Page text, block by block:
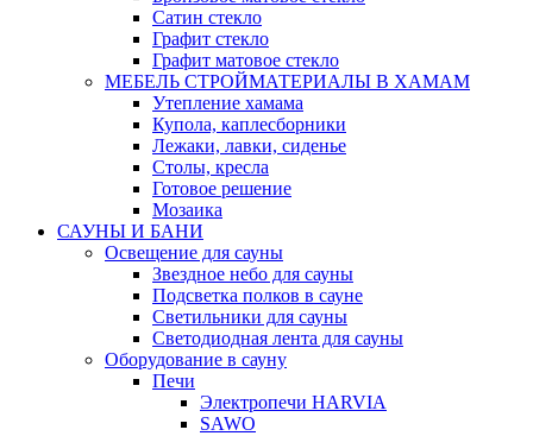
Сатин стекло
Графит стекло
Графит матовое стекло
МЕБЕЛЬ СТРОЙМАТЕРИАЛЫ В ХАМАМ
Утепление хамама
Купола, каплесборники
Лежаки, лавки, сиденье
Столы, кресла
Готовое решение
Мозаика
САУНЫ И БАНИ
Освещение для сауны
Звездное небо для сауны
Подсветка полков в сауне
Светильники для сауны
Светодиодная лента для сауны
Оборудование в сауну
Печи
Электропечи HARVIA
SAWO